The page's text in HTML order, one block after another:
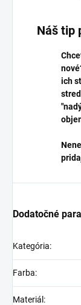
Náš tip
ich
Dodatočné
Kategória:
Farba:
Materiál :